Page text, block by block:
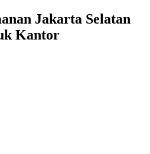
Jakarta Selatan
Kantor